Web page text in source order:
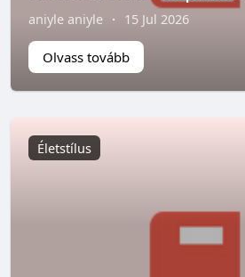
aniyle aniyle · 15 Jul 2026
Olvass tovább
Életstílus